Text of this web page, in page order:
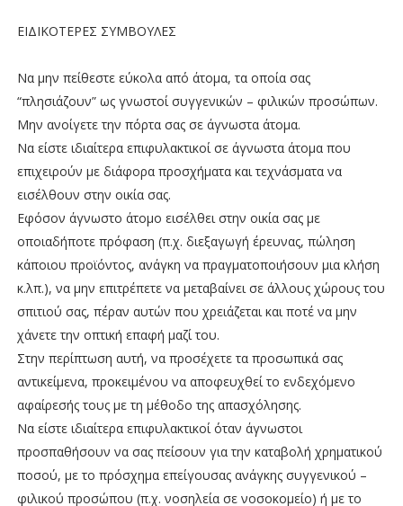
ΕΙΔΙΚΟΤΕΡΕΣ ΣΥΜΒΟΥΛΕΣ
Να μην πείθεστε εύκολα από άτομα, τα οποία σας
“πλησιάζουν” ως γνωστοί συγγενικών – φιλικών προσώπων.
Μην ανοίγετε την πόρτα σας σε άγνωστα άτομα.
Να είστε ιδιαίτερα επιφυλακτικοί σε άγνωστα άτομα που
επιχειρούν με διάφορα προσχήματα και τεχνάσματα να
εισέλθουν στην οικία σας.
Εφόσον άγνωστο άτομο εισέλθει στην οικία σας με
οποιαδήποτε πρόφαση (π.χ. διεξαγωγή έρευνας, πώληση
κάποιου προϊόντος, ανάγκη να πραγματοποιήσουν μια κλήση
κ.λπ.), να μην επιτρέπετε να μεταβαίνει σε άλλους χώρους του
σπιτιού σας, πέραν αυτών που χρειάζεται και ποτέ να μην
χάνετε την οπτική επαφή μαζί του.
Στην περίπτωση αυτή, να προσέχετε τα προσωπικά σας
αντικείμενα, προκειμένου να αποφευχθεί το ενδεχόμενο
αφαίρεσής τους με τη μέθοδο της απασχόλησης.
Να είστε ιδιαίτερα επιφυλακτικοί όταν άγνωστοι
προσπαθήσουν να σας πείσουν για την καταβολή χρηματικού
ποσού, με το πρόσχημα επείγουσας ανάγκης συγγενικού –
φιλικού προσώπου (π.χ. νοσηλεία σε νοσοκομείο) ή με το